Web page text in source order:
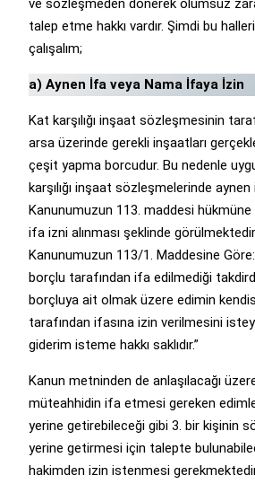
ve sözleşmeden dönerek olumsuz
talep etme hakkı vardır. Şimdi bu
çalışalım;
a) Aynen İfa veya Nama İfaya İzin
Kat karşılığı inşaat sözleşmesinin
arsa üzerinde gerekli inşaatları
çeşit yapma borcudur. Bu nedenle
karşılığı inşaat sözleşmelerinde
Kanunumuzun 113. maddesi
ifa izni alınması şeklinde
Kanunumuzun 113/1. Maddesine
borçlu tarafından ifa edilmediği
borçluya ait olmak üzere edimin
tarafından ifasına izin verilmesini
giderim isteme hakkı saklıdır.”
Kanun metninden de anlaşılacağı
müteahhidin ifa etmesi gereken
yerine getirebileceği gibi 3. bir kişinin
yerine getirmesi için talepte
hakimden izin istenmesi